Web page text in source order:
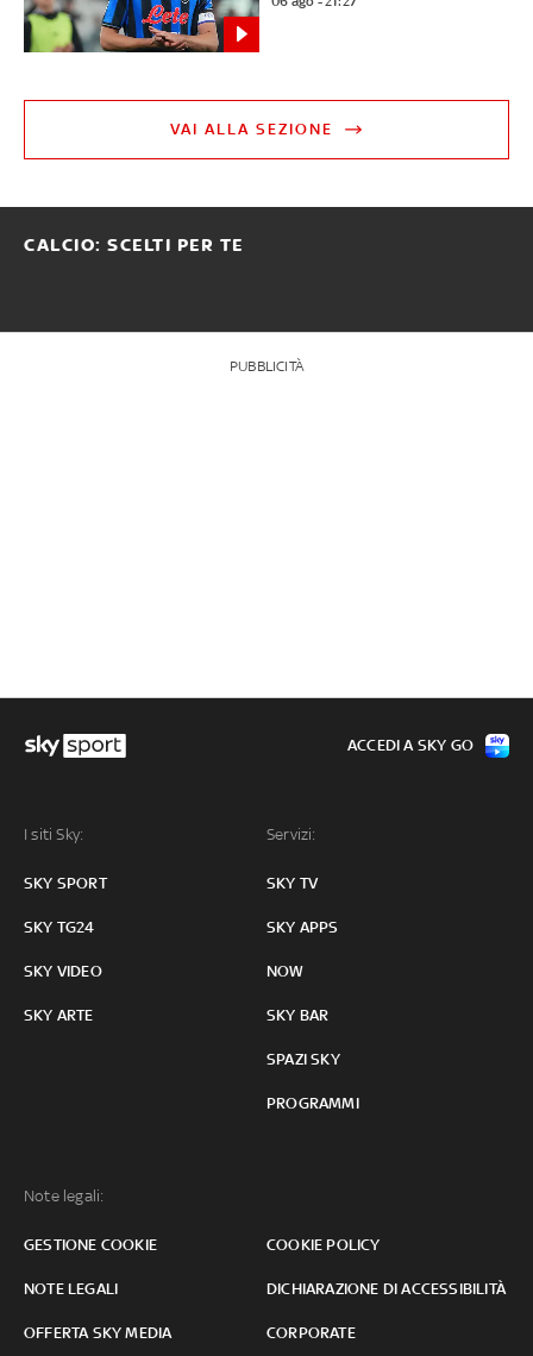
VAI ALLA SEZIONE
CALCIO: SCELTI PER TE
PUBBLICITÀ
I siti Sky:
SKY SPORT
SKY TG24
SKY VIDEO
SKY ARTE
Servizi:
SKY TV
SKY APPS
NOW
SKY BAR
SPAZI SKY
PROGRAMMI
Note legali:
GESTIONE COOKIE COOKIE POLICY
NOTE LEGALI DICHIARAZIONE DI ACCESSIBILITÀ
OFFERTA SKY MEDIA CORPORATE
ACCEDI A SKY GO